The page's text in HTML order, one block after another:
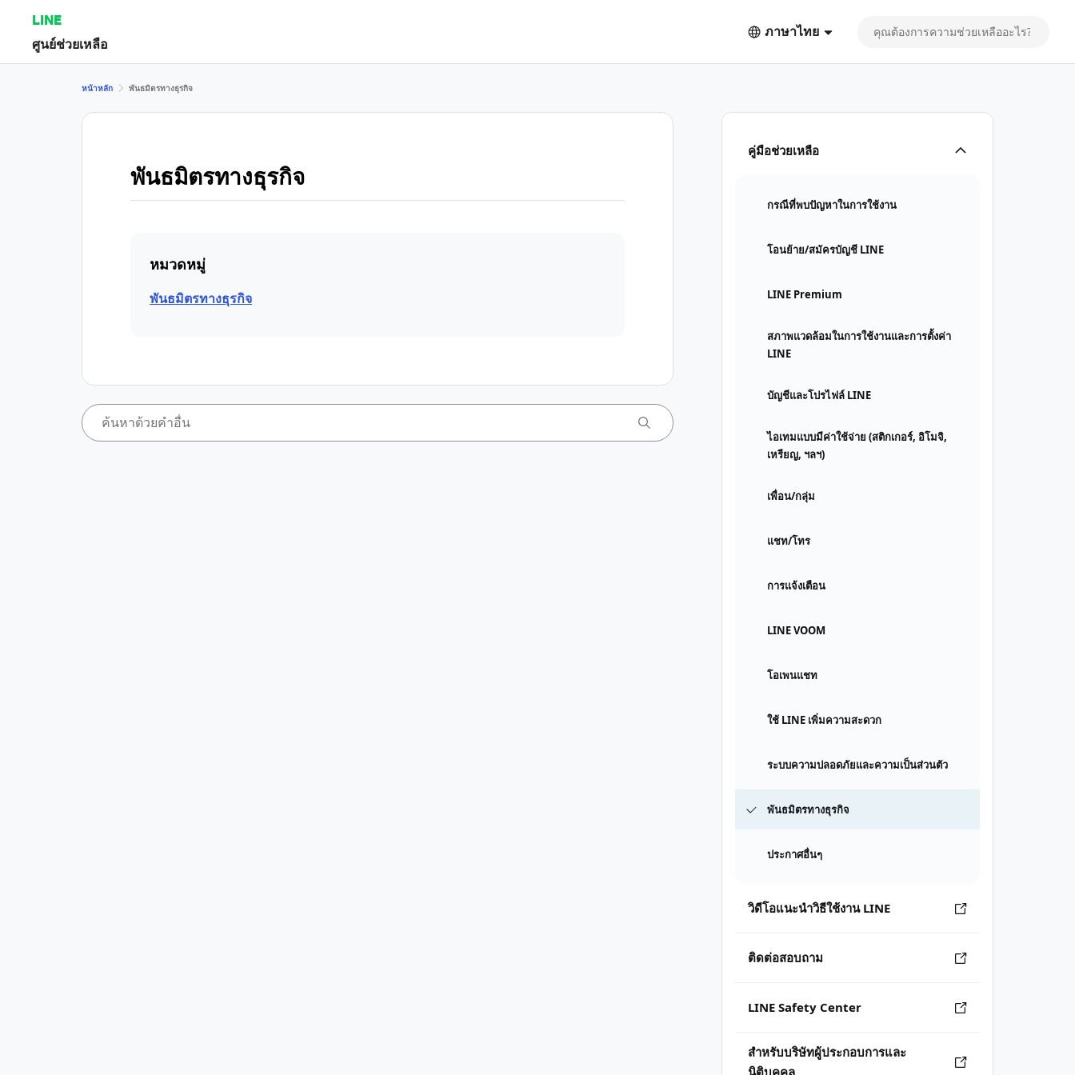
LINE
ศูนย์ช่วยเหลือ
ภาษาไทย
คู่มือช่วยเหลือ
กรณีที่พบปัญหาในการใช้งาน
โอนย้าย/สมัครบัญชี LINE
LINE Premium
สภาพแวดล้อมในการใช้งานและการตั้งค่า
LINE
บัญชีและโปรไฟล์ LINE
ไอเทมแบบมีค่าใช้จ่าย (สติกเกอร์, อิโมจิ,
เหรียญ, ฯลฯ)
เพื่อน/กลุ่ม
แชท/โทร
การแจ้งเตือน
LINE VOOM
โอเพนแชท
ใช้ LINE เพิ่มความสะดวก
ระบบความปลอดภัยและความเป็นส่วนตัว
พันธมิตรทางธุรกิจ
ประกาศอื่นๆ
วิดีโอแนะนำวิธีใช้งาน LINE
ติดต่อสอบถาม
LINE Safety Center
สำหรับบริษัทผู้ประกอบการและ
นิติบุคคล
หน้าหลัก พันธมิตรทางธุรกิจ
พันธมิตรทางธุรกิจ
หมวดหมู่
พันธมิตรทางธุรกิจ